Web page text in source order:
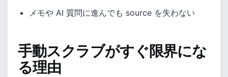
メモや AI 質問に進んでも source を失わない
手動スクラブがすぐ限界にな
る理由